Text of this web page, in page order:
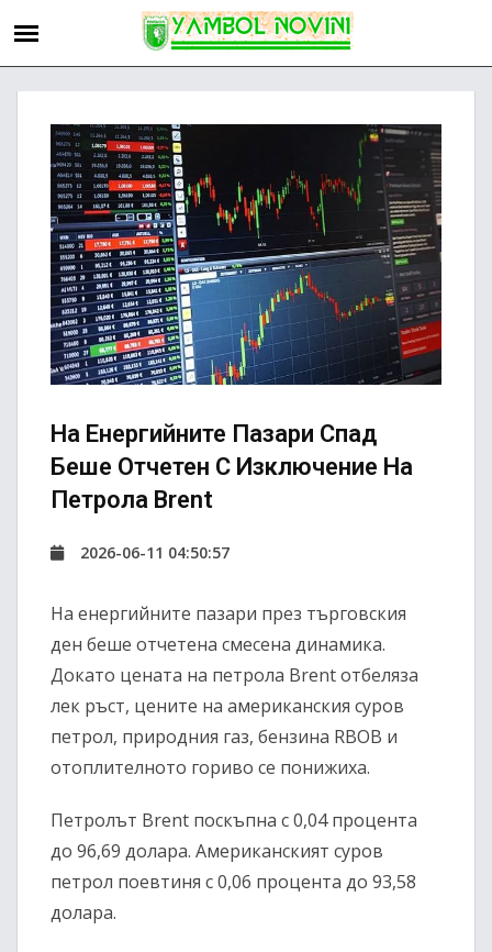
На Енергийните Пазари Спад
Беше Отчетен С Изключение На
Петрола Brent
2026-06-11 04:50:57
На енергийните пазари през търговския
ден беше отчетена смесена динамика.
Докато цената на петрола Brent отбеляза
лек ръст, цените на американския суров
петрол, природния газ, бензина RBOB и
отоплителното гориво се понижиха.
Петролът Brent поскъпна с 0,04 процента
до 96,69 долара. Американският суров
петрол поевтиня с 0,06 процента до 93,58
долара.